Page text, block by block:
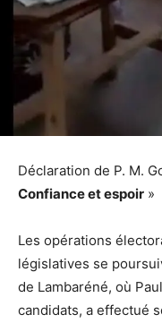
Déclaration de P. M.
Confiance et espoir »
Les opérations
législatives se
de Lambaréné, où
candidats, a effectué